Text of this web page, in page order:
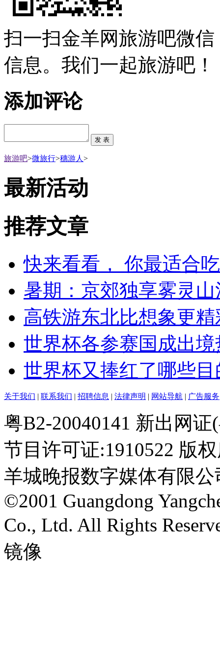
扫一扫金羊网旅游吧微
信息。我们一起旅游吧！
添加评论
旅游吧>微旅行>穗游人 >
最新活动
推荐文章
快来看看， 你最适合
暑期：京郊独享雾灵
高铁游东北比想象更精
世界杯各参赛国成出
世界杯又捧红了哪些目
关于我们 | 联系我们 | 招聘信息 | 法律声明 | 网站导航 | 广告服务
粤B2-20040141 新出网
节目许可证:1910522 版
羊城晚报数字媒体有限公
©2001 Guangdong
Co., Ltd. All Rights
镜像